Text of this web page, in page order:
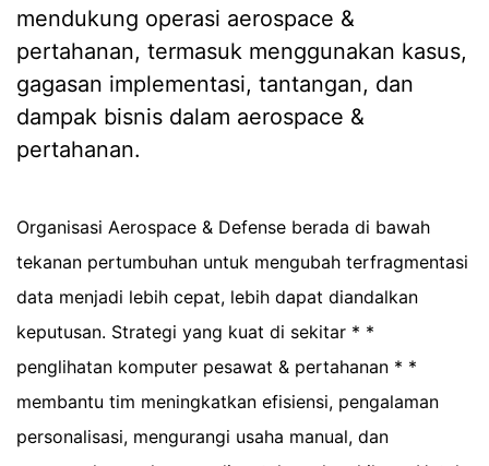
mendukung operasi aerospace &
pertahanan, termasuk menggunakan kasus,
gagasan implementasi, tantangan, dan
dampak bisnis dalam aerospace &
pertahanan.
Organisasi Aerospace & Defense berada di bawah
tekanan pertumbuhan untuk mengubah terfragmentasi
data menjadi lebih cepat, lebih dapat diandalkan
keputusan. Strategi yang kuat di sekitar * *
penglihatan komputer pesawat & pertahanan * *
membantu tim meningkatkan efisiensi, pengalaman
personalisasi, mengurangi usaha manual, dan